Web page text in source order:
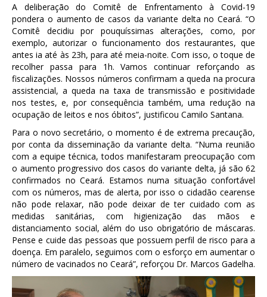
A deliberação do Comitê de Enfrentamento à Covid-19
pondera o aumento de casos da variante delta no Ceará. “O
Comitê decidiu por pouquíssimas alterações, como, por
exemplo, autorizar o funcionamento dos restaurantes, que
antes ia até às 23h, para até meia-noite. Com isso, o toque de
recolher passa para 1h. Vamos continuar reforçando as
fiscalizações. Nossos números confirmam a queda na procura
assistencial, a queda na taxa de transmissão e positividade
nos testes, e, por consequência também, uma redução na
ocupação de leitos e nos óbitos”, justificou Camilo Santana.
Para o novo secretário, o momento é de extrema precaução,
por conta da disseminação da variante delta. “Numa reunião
com a equipe técnica, todos manifestaram preocupação com
o aumento progressivo dos casos do variante delta, já são 62
confirmados no Ceará. Estamos numa situação confortável
com os números, mas de alerta, por isso o cidadão cearense
não pode relaxar, não pode deixar de ter cuidado com as
medidas sanitárias, com higienização das mãos e
distanciamento social, além do uso obrigatório de máscaras.
Pense e cuide das pessoas que possuem perfil de risco para a
doença. Em paralelo, seguimos com o esforço em aumentar o
número de vacinados no Ceará”, reforçou Dr. Marcos Gadelha.